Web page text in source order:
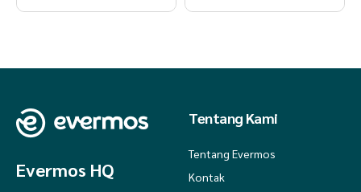
Evermos HQ
Tentang Kami
Tentang Evermos
Kontak